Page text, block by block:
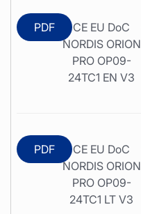
PDF
CE EU DoC
NORDIS ORION
PRO OP09-
24TC1 EN V3
PDF
CE EU DoC
NORDIS ORION
PRO OP09-
24TC1 LT V3